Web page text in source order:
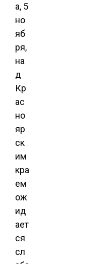
а, 5
но
яб
ря,
на
д
Кр
ас
но
яр
ск
им
кра
ем
ож
ид
ает
ся
сл